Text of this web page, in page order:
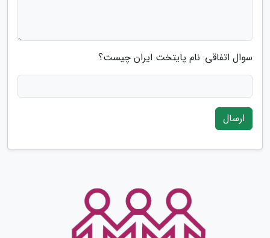
سوال اتفاقی: نام پایتخت ایران چیست؟
ارسال